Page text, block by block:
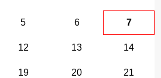
5 6 7
12 13 14
19 20 21